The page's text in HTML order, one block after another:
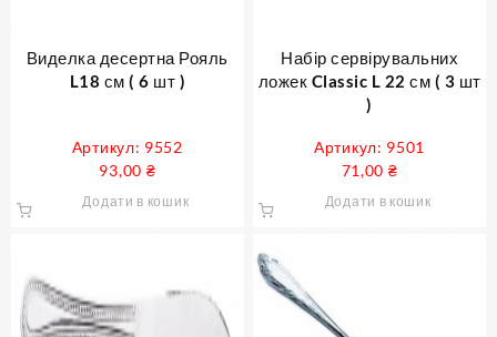
Виделка десертна Рояль
L18 см ( 6 шт )
Артикул: 9552
93,00 ₴
Додати в кошик
Набір сервірувальних
ложек Classic L 22 см ( 3 шт
)
Артикул: 9501
71,00 ₴
Додати в кошик